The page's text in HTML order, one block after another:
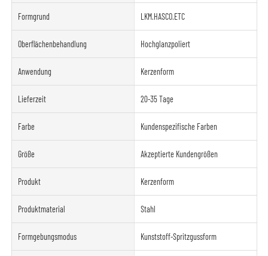
Formgrund LKM.HASCO.ETC
Oberflächenbehandlung Hochglanzpoliert
Anwendung Kerzenform
Lieferzeit 20-35 Tage
Farbe Kundenspezifische Farben
Größe Akzeptierte Kundengrößen
Produkt Kerzenform
Produktmaterial Stahl
Formgebungsmodus Kunststoff-Spritzgussform